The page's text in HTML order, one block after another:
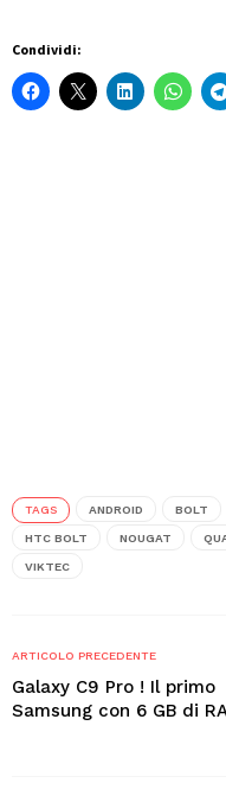
Condividi:
TAGS ANDROID BOLT
HTC BOLT NOUGAT
VIKTEC
ARTICOLO PRECEDENTE
Galaxy C9 Pro ! Il primo
Samsung con 6 GB di